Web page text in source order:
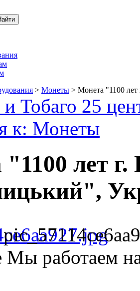
> Монеты > Монета "1100
Тобаго 25
к: Монеты
лет г.
Мы работаем